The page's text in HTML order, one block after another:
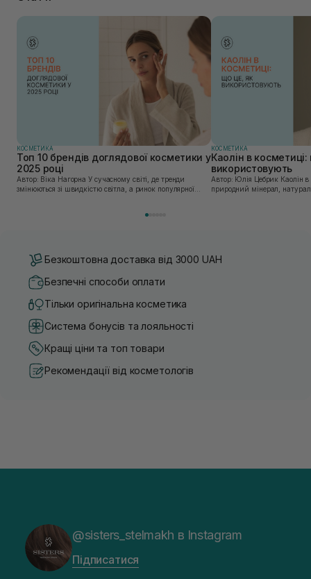
КОСМЕТИКА
Топ 10 брендів доглядової косметики у
2025 році
Автор: Віка Нагорна У сучасному світі, де тренди
змінюються зі швидкістю світла, а ринок популярної
КОСМЕТИКА
Каолін в
використовують
Автор: Юлія Цебрик Каолін в косметології – це
природний мінерал,
Безкоштовна доставка від 3000 UAH
Безпечні способи оплати
Тільки оригінальна косметика
Система бонусів та лояльності
Кращі ціни та топ товари
Рекомендації від косметологів
@sisters_stelmakh в Instagram
Підписатися